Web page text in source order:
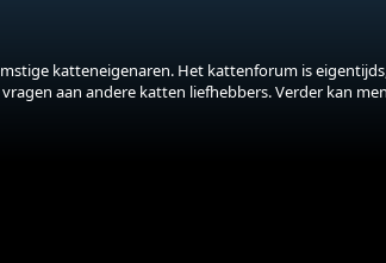
katteneigenaren. Het kattenforum is
aan andere katten liefhebbers. Verder kan